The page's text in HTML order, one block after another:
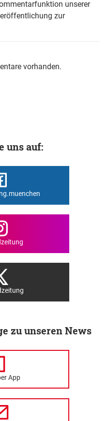
unserer
zur
vorhanden.
uns auf:
zu unseren News
App